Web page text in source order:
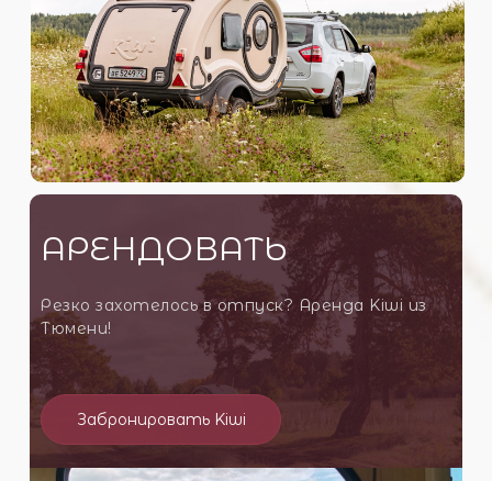
АРЕНДОВАТЬ
Резко захотелось в отпуск? Аренда Kiwi из
Тюмени!
Забронировать Kiwi